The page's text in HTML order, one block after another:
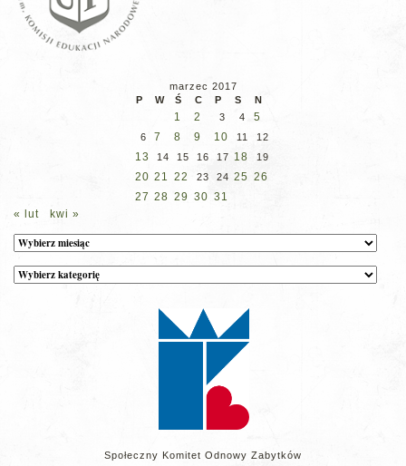
marzec 2017
P
W Ś C P S N
1 2 3 4 5
6 7 8 9 10 11 12
13 14 15 16 17 18 19
20 21 22 23 24 25 26
27 28 29 30 31
« lut
kwi »
Archiwum
Kategorie
wpisów
Społeczny Komitet Odnowy Zabytków